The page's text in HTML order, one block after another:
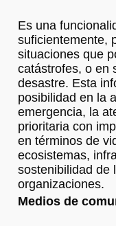
Es una
suficientemente,
situaciones que
catástrofes, o en
desastre. Esta
posibilidad en la
emergencia, la
prioritaria con
en términos de
ecosistemas,
sostenibilidad de
organizaciones.
Medios de